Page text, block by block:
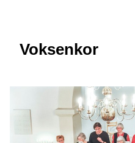
Voksenkor